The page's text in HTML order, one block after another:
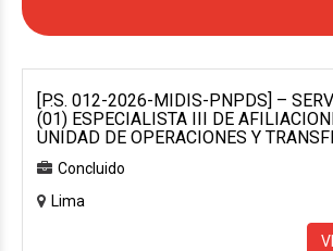
[P.S. 012-2026-MIDIS-PNPDS] –
(01) ESPECIALISTA III DE
UNIDAD DE OPERACIONES Y
Concluido
Lima